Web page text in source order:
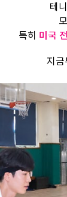
테
특히 미국
지금